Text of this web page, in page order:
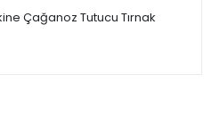
Çağanoz Tutucu Tırnak